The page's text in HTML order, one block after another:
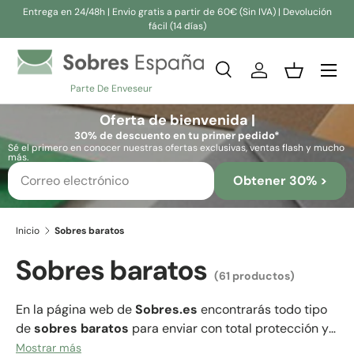
Entrega en 24/48h | Envio gratis a partir de 60€ (Sin IVA) | Devolución
fácil (14 días)
Parte De Enveseur
Buscar
Buscar
BuscarIniciar sesión
Cesta
Oferta de bienvenida |
30% de descuento en tu primer pedido*
Sé el primero en conocer nuestras ofertas exclusivas, ventas flash y mucho
más.
Obtener 30% >
Inicio Sobres baratos
Sobres baratos (61 productos)
En la página web deSobres.es encontrarás todo tipo
desobres baratos para enviar con total protección y
seguridad tus paquetes y tus cartas más preciadas. En
Mostrar más